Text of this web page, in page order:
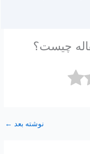
چیست؟
نوشته بعد ←